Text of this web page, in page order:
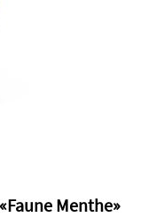
Menthe»